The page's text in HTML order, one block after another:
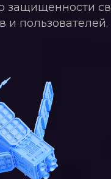
защищенности
и пользователей.